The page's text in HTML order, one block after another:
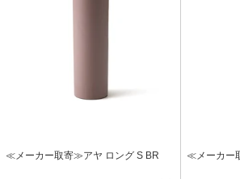
≪メーカー取寄≫アヤ ロング S BR ≪メーカー